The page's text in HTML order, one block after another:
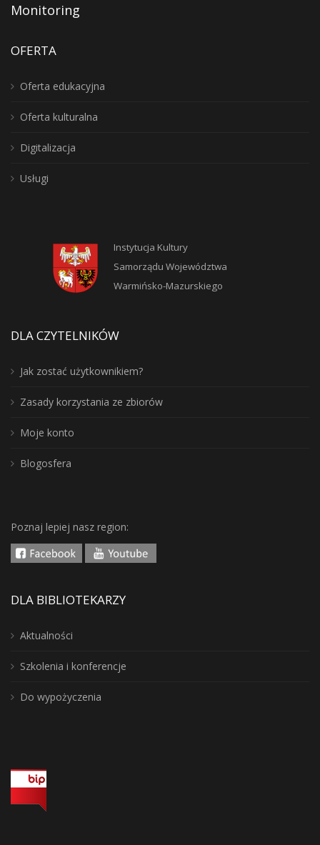
Monitoring
OFERTA
Oferta edukacyjna
Oferta kulturalna
Digitalizacja
Usługi
Instytucja Kultury
Samorządu Województwa
Warmińsko-Mazurskiego
DLA CZYTELNIKÓW
Jak zostać użytkownikiem?
Zasady korzystania ze zbiorów
Moje konto
Blogosfera
Poznaj lepiej nasz region:
DLA BIBLIOTEKARZY
Aktualności
Szkolenia i konferencje
Do wypożyczenia